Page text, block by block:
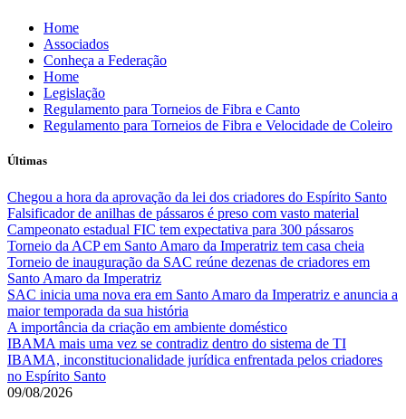
Skip
content
Home
Associados
Conheça a Federação
Home
Legislação
Regulamento para Torneios de Fibra e Canto
Regulamento para Torneios de Fibra e Velocidade de Coleiro
Últimas
Chegou a hora da aprovação da lei dos criadores do Espírito Santo
Falsificador de anilhas de pássaros é preso com vasto material
Campeonato estadual FIC tem expectativa para 300 pássaros
Torneio da ACP em Santo Amaro da Imperatriz tem casa cheia
Torneio de inauguração da SAC reúne dezenas de criadores em
Santo Amaro da Imperatriz
SAC inicia uma nova era em Santo Amaro da Imperatriz e anuncia a
maior temporada da sua história
A importância da criação em ambiente doméstico
IBAMA mais uma vez se contradiz dentro do sistema de TI
IBAMA, inconstitucionalidade jurídica enfrentada pelos criadores
no Espírito Santo
09/08/2026